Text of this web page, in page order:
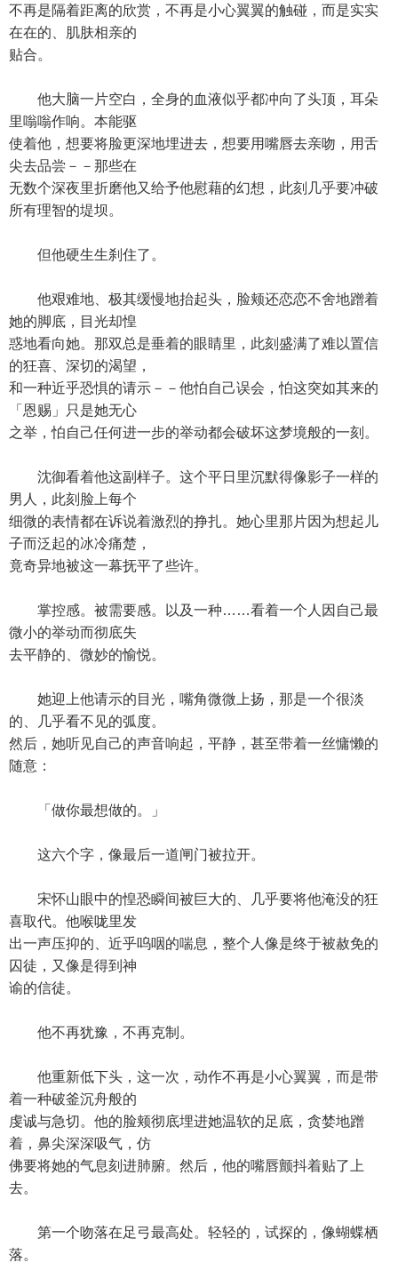
不再是隔着距离的欣赏，不再是小心翼翼的触碰，而是实实
在在的、肌肤相亲的
贴合。
他大脑一片空白，全身的血液似乎都冲向了头顶，耳朵
里嗡嗡作响。本能驱
使着他，想要将脸更深地埋进去，想要用嘴唇去亲吻，用舌
尖去品尝－－那些在
无数个深夜里折磨他又给予他慰藉的幻想，此刻几乎要冲破
所有理智的堤坝。
但他硬生生刹住了。
他艰难地、极其缓慢地抬起头，脸颊还恋恋不舍地蹭着
她的脚底，目光却惶
惑地看向她。那双总是垂着的眼睛里，此刻盛满了难以置信
的狂喜、深切的渴望，
和一种近乎恐惧的请示－－他怕自己误会，怕这突如其来的
「恩赐」只是她无心
之举，怕自己任何进一步的举动都会破坏这梦境般的一刻。
沈御看着他这副样子。这个平日里沉默得像影子一样的
男人，此刻脸上每个
细微的表情都在诉说着激烈的挣扎。她心里那片因为想起儿
子而泛起的冰冷痛楚，
竟奇异地被这一幕抚平了些许。
掌控感。被需要感。以及一种……看着一个人因自己最
微小的举动而彻底失
去平静的、微妙的愉悦。
她迎上他请示的目光，嘴角微微上扬，那是一个很淡
的、几乎看不见的弧度。
然后，她听见自己的声音响起，平静，甚至带着一丝慵懒的
随意：
「做你最想做的。」
这六个字，像最后一道闸门被拉开。
宋怀山眼中的惶恐瞬间被巨大的、几乎要将他淹没的狂
喜取代。他喉咙里发
出一声压抑的、近乎呜咽的喘息，整个人像是终于被赦免的
囚徒，又像是得到神
谕的信徒。
他不再犹豫，不再克制。
他重新低下头，这一次，动作不再是小心翼翼，而是带
着一种破釜沉舟般的
虔诚与急切。他的脸颊彻底埋进她温软的足底，贪婪地蹭
着，鼻尖深深吸气，仿
佛要将她的气息刻进肺腑。然后，他的嘴唇颤抖着贴了上
去。
第一个吻落在足弓最高处。轻轻的，试探的，像蝴蝶栖
落。